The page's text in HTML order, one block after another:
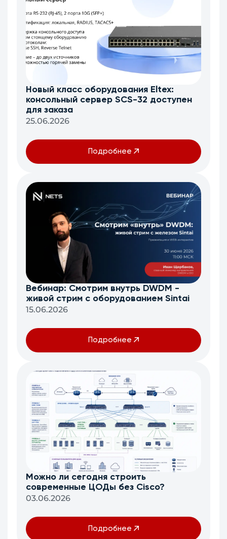
Новый класс оборудования Eltex:
консольный сервер SCS-32 доступен
для заказа
25.06.2026
Подробнее
Вебинар: Смотрим внутрь DWDM -
живой стрим с оборудованием Sintai
15.06.2026
Подробнее
Можно ли сегодня строить
современные ЦОДы без Cisco?
03.06.2026
Подробнее